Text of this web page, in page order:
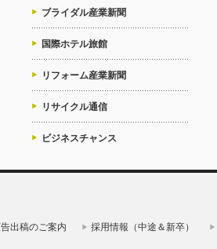
ブライダル産業新聞
国際ホテル旅館
リフォーム産業新聞
リサイクル通信
ビジネスチャンス
出稿のご案内 採用情報（中途＆新卒）